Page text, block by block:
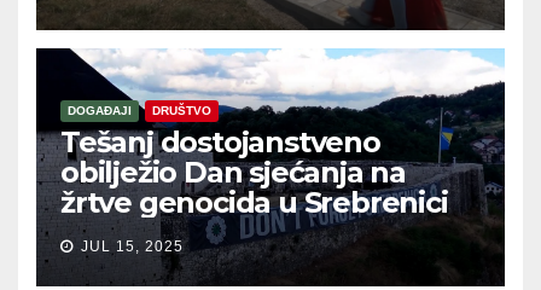
DOGAĐAJI DRUŠTVO
Tešanj dostojanstveno
obilježio Dan sjećanja na
žrtve genocida u Srebrenici
JUL 15, 2025